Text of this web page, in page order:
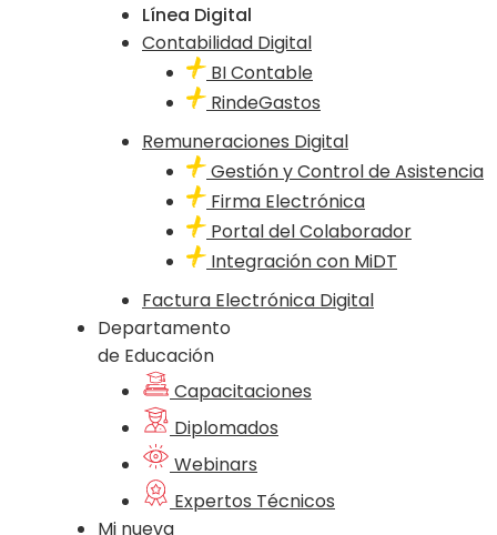
Línea Digital
Contabilidad Digital
BI Contable
RindeGastos
Remuneraciones Digital
Gestión y Control de Asistencia
Firma Electrónica
Portal del Colaborador
Integración con MiDT
Factura Electrónica Digital
Departamento
de Educación
Capacitaciones
Diplomados
Webinars
Expertos Técnicos
Mi nueva